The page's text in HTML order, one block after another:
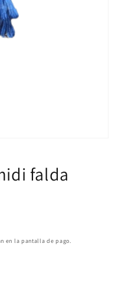
falda
en la pantalla de pago.